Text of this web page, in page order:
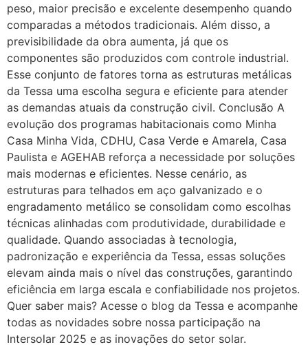
peso, maior precisão e excelente desempenho quando
comparadas a métodos tradicionais. Além disso, a
previsibilidade da obra aumenta, já que os
componentes são produzidos com controle industrial.
Esse conjunto de fatores torna as estruturas metálicas
da Tessa uma escolha segura e eficiente para atender
as demandas atuais da construção civil. Conclusão A
evolução dos programas habitacionais como Minha
Casa Minha Vida, CDHU, Casa Verde e Amarela, Casa
Paulista e AGEHAB reforça a necessidade por soluções
mais modernas e eficientes. Nesse cenário, as
estruturas para telhados em aço galvanizado e o
engradamento metálico se consolidam como escolhas
técnicas alinhadas com produtividade, durabilidade e
qualidade. Quando associadas à tecnologia,
padronização e experiência da Tessa, essas soluções
elevam ainda mais o nível das construções, garantindo
eficiência em larga escala e confiabilidade nos projetos.
Quer saber mais? Acesse o blog da Tessa e acompanhe
todas as novidades sobre nossa participação na
Intersolar 2025 e as inovações do setor solar.